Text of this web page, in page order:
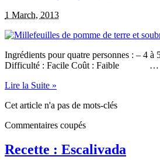
1 March, 2013
Ingrédients pour quatre personnes : – 4
Difficulté : Facile Coût : Faible …
Lire la Suite »
Cet article n'a pas de mots-clés
Commentaires coupés
Recette : Escalivada